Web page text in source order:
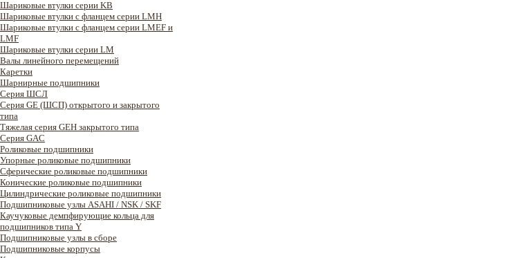
Шариковые втулки серии KB
Шариковые втулки с фланцем серии LMH
Шариковые втулки с фланцем серии LMEF и
LMF
Шариковые втулки серии LM
Валы линейного перемещений
Каретки
Шарнирные подшипники
Cерия ШСЛ
Серия GE (ШСП) открытого и закрытого
типа
Тяжелая серия GEH закрытого типа
Серия GAC
Роликовые подшипники
Упорные роликовые подшипники
Сферические роликовые подшипники
Конические роликовые подшипники
Цилиндрические роликовые подшипники
Подшипниковые узлы ASAHI / NSK / SKF
Каучуковые демпфирующие кольца для
подшипников типа Y
Подшипниковые узлы в сборе
Подшипниковые корпусы